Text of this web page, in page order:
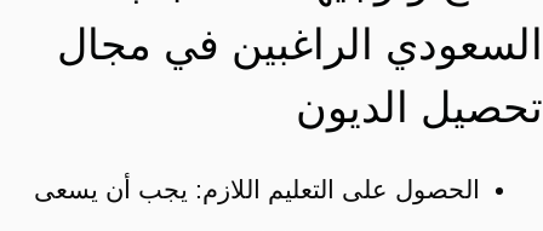
السعودي الراغبين في مجال
تحصيل الديون
الحصول على التعليم اللازم: يجب أن يسعى